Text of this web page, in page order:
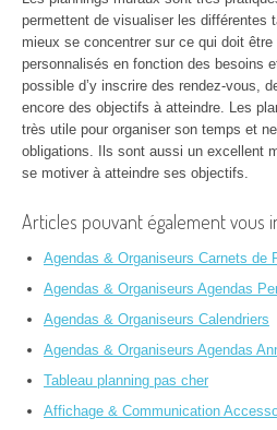
permettent de visualiser les différentes
mieux se concentrer sur ce qui doit
personnalisés en fonction des besoins
possible d’y inscrire des rendez-vous,
encore des objectifs à atteindre. Les
très utile pour organiser son temps et
obligations. Ils sont aussi un excellent
se motiver à atteindre ses objectifs.
Articles pouvant également vous
Agendas & Organiseurs Carnets de
Agendas & Organiseurs Agendas
Agendas & Organiseurs Calendriers
Agendas & Organiseurs Agendas
Tableau planning pas cher
Affichage & Communication